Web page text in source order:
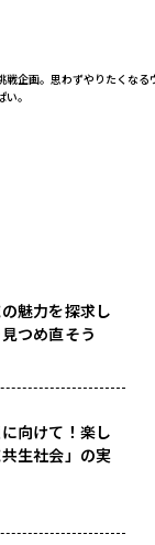
戦企画。思わずやりたくなる
い。
魅力を探求し
つめ直そう
向けて！楽し
生社会」の実